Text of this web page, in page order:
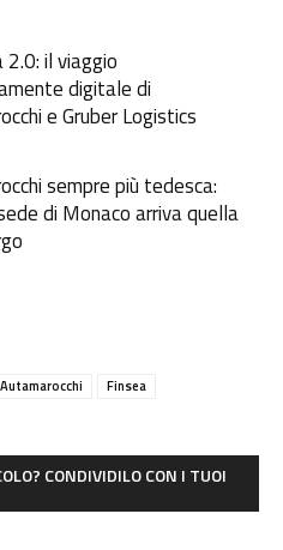
2.0: il viaggio
digitale di
e Gruber Logistics
sempre più tedesca:
di Monaco arriva quella
Autamarocchi
Finsea
CONDIVIDILO CON I TUOI